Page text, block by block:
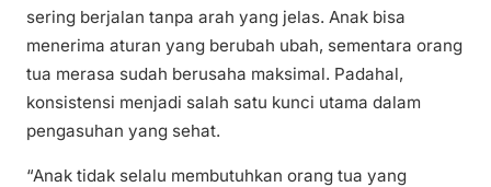
sering berjalan tanpa arah yang jelas. Anak bisa
menerima aturan yang berubah ubah, sementara orang
tua merasa sudah berusaha maksimal. Padahal,
konsistensi menjadi salah satu kunci utama dalam
pengasuhan yang sehat.
“Anak tidak selalu membutuhkan orang tua yang